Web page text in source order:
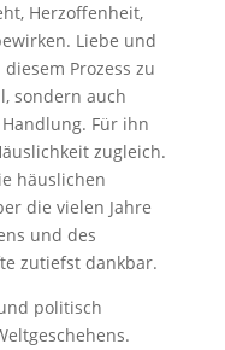
Herzoffenheit,
Liebe und
Prozess zu
sondern auch
Für ihn
zugleich.
häuslichen
die vielen Jahre
und des
zutiefst dankbar.
politisch